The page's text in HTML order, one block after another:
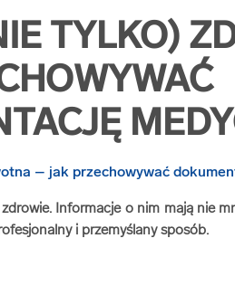
TYLKO)
Informacje o nim mają nie
i przemyślany sposób.